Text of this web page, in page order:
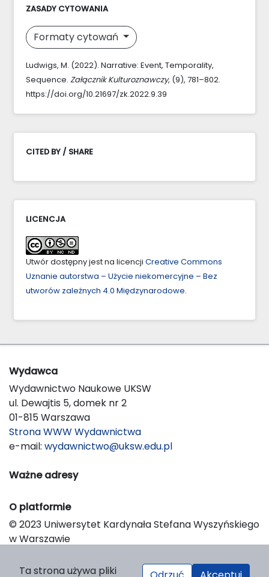
ZASADY CYTOWANIA
Formaty cytowań
Ludwigs, M. (2022). Narrative: Event, Temporality,
Sequence. Załącznik Kulturoznawczy, (9), 781–802.
https://doi.org/10.21697/zk.2022.9.39
CITED BY / SHARE
LICENCJA
Utwór dostępny jest na licencji Creative Commons
Uznanie autorstwa – Użycie niekomercyjne – Bez
utworów zależnych 4.0 Międzynarodowe.
Wydawca
Wydawnictwo Naukowe UKSW
ul. Dewajtis 5, domek nr 2
01-815 Warszawa
Strona WWW Wydawnictwa
e-mail: wydawnictwo@uksw.edu.pl
Ważne adresy
O platformie
© 2023 Uniwersytet Kardynała Stefana Wyszyńskiego
w Warszawie
Platform & Workflow by OJS/PKP
Ta strona używa pliki